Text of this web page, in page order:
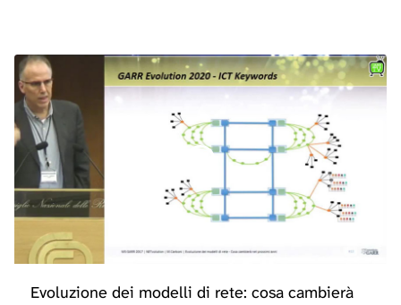
Evoluzione dei modelli di rete: cosa cambierà